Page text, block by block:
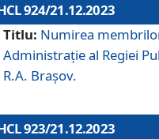
924/21.12.2023
Titlu: Numirea
Administraţie al Regiei
R.A. Brașov.
923/21.12.2023